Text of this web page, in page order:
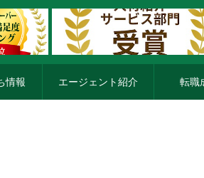
情報 エージェント紹介 転職